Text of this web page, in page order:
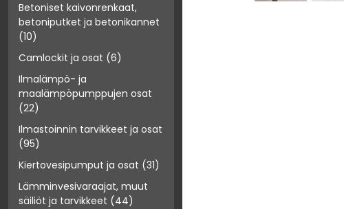
Betoniset kaivonrenkaat,
betoniputket ja betonikannet
(10)
Camlockit ja osat (6)
Ilmalämpö- ja
maalämpöpumppujen osat
(22)
Ilmastoinnin tarvikkeet ja osat
(95)
Kiertovesipumput ja osat (31)
Lämminvesivaraajat, muut
säiliöt ja tarvikkeet (44)